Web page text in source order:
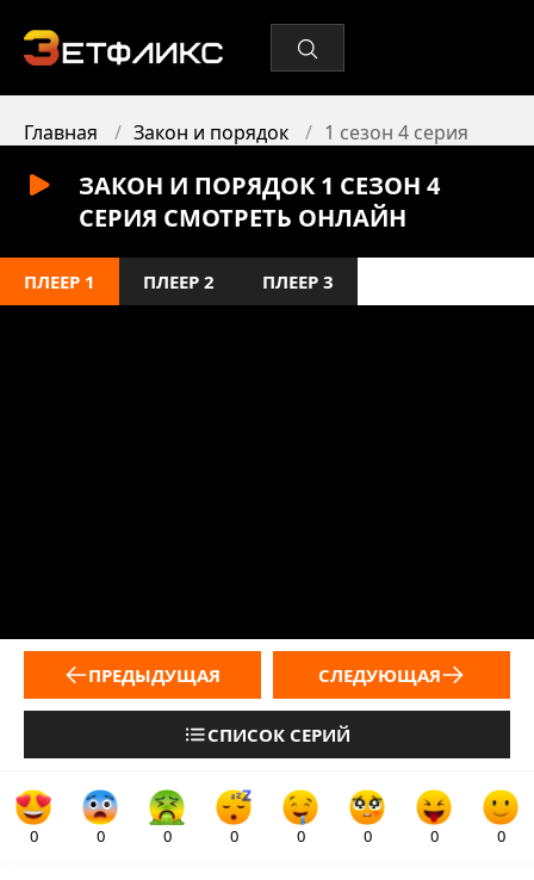
Главная Закон и порядок 1 сезон 4 серия
ЗАКОН И ПОРЯДОК 1 СЕЗОН 4
СЕРИЯ СМОТРЕТЬ ОНЛАЙН
ПЛЕЕР 1 ПЛЕЕР 2 ПЛЕЕР 3
ПРЕДЫДУЩАЯ
СПИСОК СЕРИЙ
СЛЕДУЮЩАЯ
0 0 0 0 0 0 0 0